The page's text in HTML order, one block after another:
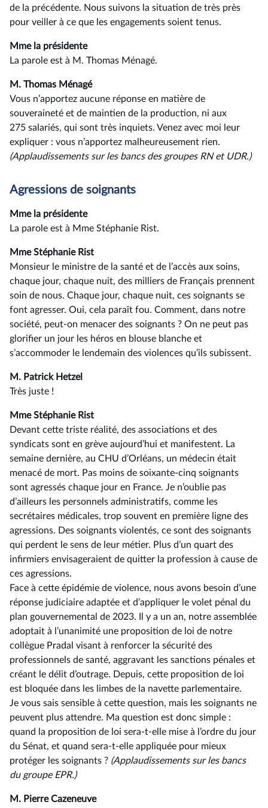
de la précédente. Nous suivons la situation de très près
pour veiller à ce que les engagements soient tenus.
Mme la présidente
La parole est à M. Thomas Ménagé.
M. Thomas Ménagé
Vous n’apportez aucune réponse en matière de
souveraineté et de maintien de la production, ni aux
275 salariés, qui sont très inquiets. Venez avec moi leur
expliquer : vous n’apportez malheureusement rien.
(Applaudissements sur les bancs des groupes RN et UDR.)
Agressions de soignants
Mme la présidente
La parole est à Mme Stéphanie Rist.
Mme Stéphanie Rist
Monsieur le ministre de la santé et de l’accès aux soins,
chaque jour, chaque nuit, des milliers de Français prennent
soin de nous. Chaque jour, chaque nuit, ces soignants se
font agresser. Oui, cela paraît fou. Comment, dans notre
société, peut-on menacer des soignants ? On ne peut pas
glorifier un jour les héros en blouse blanche et
s’accommoder le lendemain des violences qu’ils subissent.
M. Patrick Hetzel
Très juste !
Mme Stéphanie Rist
Devant cette triste réalité, des associations et des
syndicats sont en grève aujourd’hui et manifestent. La
semaine dernière, au CHU d’Orléans, un médecin était
menacé de mort. Pas moins de soixante-cinq soignants
sont agressés chaque jour en France. Je n’oublie pas
d’ailleurs les personnels administratifs, comme les
secrétaires médicales, trop souvent en première ligne des
agressions. Des soignants violentés, ce sont des soignants
qui perdent le sens de leur métier. Plus d’un quart des
infirmiers envisageraient de quitter la profession à cause de
ces agressions.
Face à cette épidémie de violence, nous avons besoin d’une
réponse judiciaire adaptée et d’appliquer le volet pénal du
plan gouvernemental de 2023. Il y a un an, notre assemblée
adoptait à l’unanimité une proposition de loi de notre
collègue Pradal visant à renforcer la sécurité des
professionnels de santé, aggravant les sanctions pénales et
créant le délit d’outrage. Depuis, cette proposition de loi
est bloquée dans les limbes de la navette parlementaire.
Je vous sais sensible à cette question, mais les soignants ne
peuvent plus attendre. Ma question est donc simple :
quand la proposition de loi sera-t-elle mise à l’ordre du jour
du Sénat, et quand sera-t-elle appliquée pour mieux
protéger les soignants ? (Applaudissements sur les bancs
du groupe EPR.)
M. Pierre Cazeneuve